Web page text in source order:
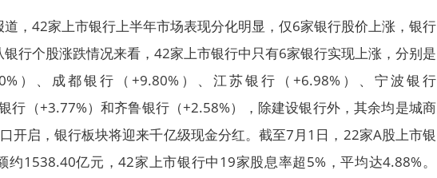
，42家上市银行上半年市场表现分化明显，仅6家银行股价上涨，银行
行个股涨跌情况来看，42家上市银行中只有6家银行实现上涨，分别是
）、成都银行（+9.80%）、江苏银行（+6.98%）、宁波银行
行（+3.77%）和齐鲁银行（+2.58%），除建设银行外，其余均是城商
开启，银行板块将迎来千亿级现金分红。截至7月1日，22家A股上市银
约1538.40亿元，42家上市银行中19家股息率超5%，平均达4.88%。